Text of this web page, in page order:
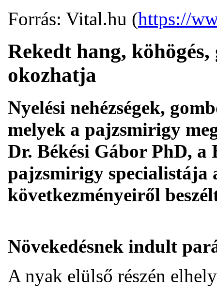
Forrás: Vital.hu (https://
Rekedt hang, köhögés,
okozhatja
Nyelési nehézségek,
melyek a pajzsmirigy
Dr. Békési Gábor PhD,
pajzsmirigy specialistája
következményeiről
Növekedésnek indult
A nyak elülső részén